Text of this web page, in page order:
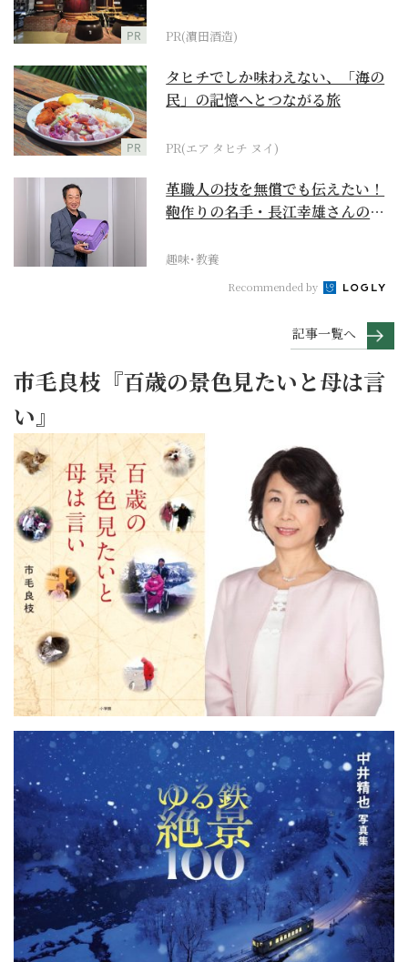
PR PR(濵田酒造)
PR
タヒチでしか味わえない、「海の
民」の記憶へとつながる旅
PR(エア タヒチ ヌイ)
革職人の技を無償でも伝えたい！
鞄作りの名手・長江幸雄さんの第
趣味･教養
Recommended by
記事一覧へ
市毛良枝『百歳の景色見たいと母は言
い』